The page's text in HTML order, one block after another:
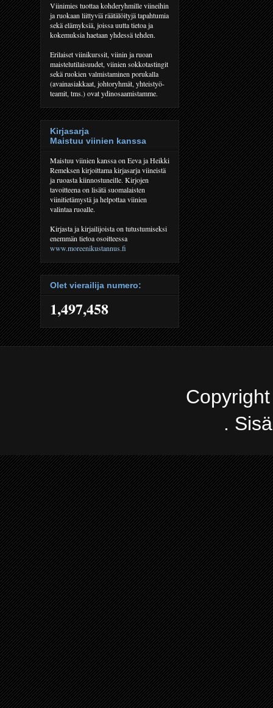
Viinimies tuottaa kohderyhmille viineihin
ja ruokaan liittyviä räätälöityjä tapahtumia
sekä elämyksiä, joissa uutta tietoa ja
kokemuksia haetaan yhdessä tehden.
Erilaiset viinikurssit, viinin ja ruoan
maistelutilaisuudet, viinien sokkotastingit
sekä ruokien valmistaminen porukalla
(avainasiakkaat, johtoryhmät, yhteistyö-
teamit, tms.) ovat ydinosaamistamme.
Kirjasarja
Maistuu viinien kanssa
Maistuu viinien kanssa on Eeva ja Heikki
Remeksen kirjoittama kirjasarja viineistä
ja ruoasta kiinnostuneille. Kirjojen
tavoitteena on lisätä suomalaisten
viinitietämystä ja helpottaa viinien
valintaa ruoalle.
Kirjasta ja kirjailijoista on tutustumiseksi
enemmän tietoa osoitteessa
www.moreenikustannus.fi
Olet vierailija numero:
1,497,458
.